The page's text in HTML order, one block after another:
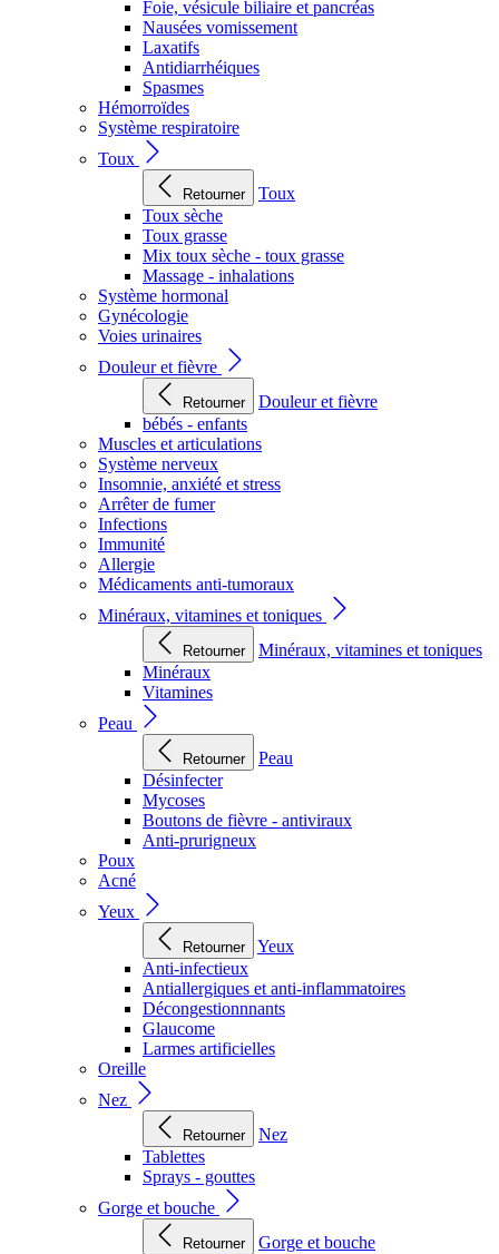
Foie, vésicule biliaire et pancréas
Nausées vomissement
Laxatifs
Antidiarrhéiques
Spasmes
Hémorroïdes
Système respiratoire
Toux
Retourner
Toux
Toux sèche
Toux grasse
Mix toux sèche - toux grasse
Massage - inhalations
Système hormonal
Gynécologie
Voies urinaires
Douleur et fièvre
Retourner
Douleur et fièvre
bébés - enfants
Muscles et articulations
Système nerveux
Insomnie, anxiété et stress
Arrêter de fumer
Infections
Immunité
Allergie
Médicaments anti-tumoraux
Minéraux, vitamines et toniques
Retourner
Minéraux, vitamines et toniques
Minéraux
Vitamines
Peau
Retourner
Peau
Désinfecter
Mycoses
Boutons de fièvre - antiviraux
Anti-prurigneux
Poux
Acné
Yeux
Retourner
Yeux
Anti-infectieux
Antiallergiques et anti-inflammatoires
Décongestionnnants
Glaucome
Larmes artificielles
Oreille
Nez
Retourner
Nez
Tablettes
Sprays - gouttes
Gorge et bouche
Retourner
Gorge et bouche